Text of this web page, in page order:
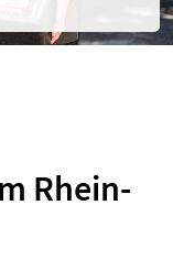
.
Rhein-